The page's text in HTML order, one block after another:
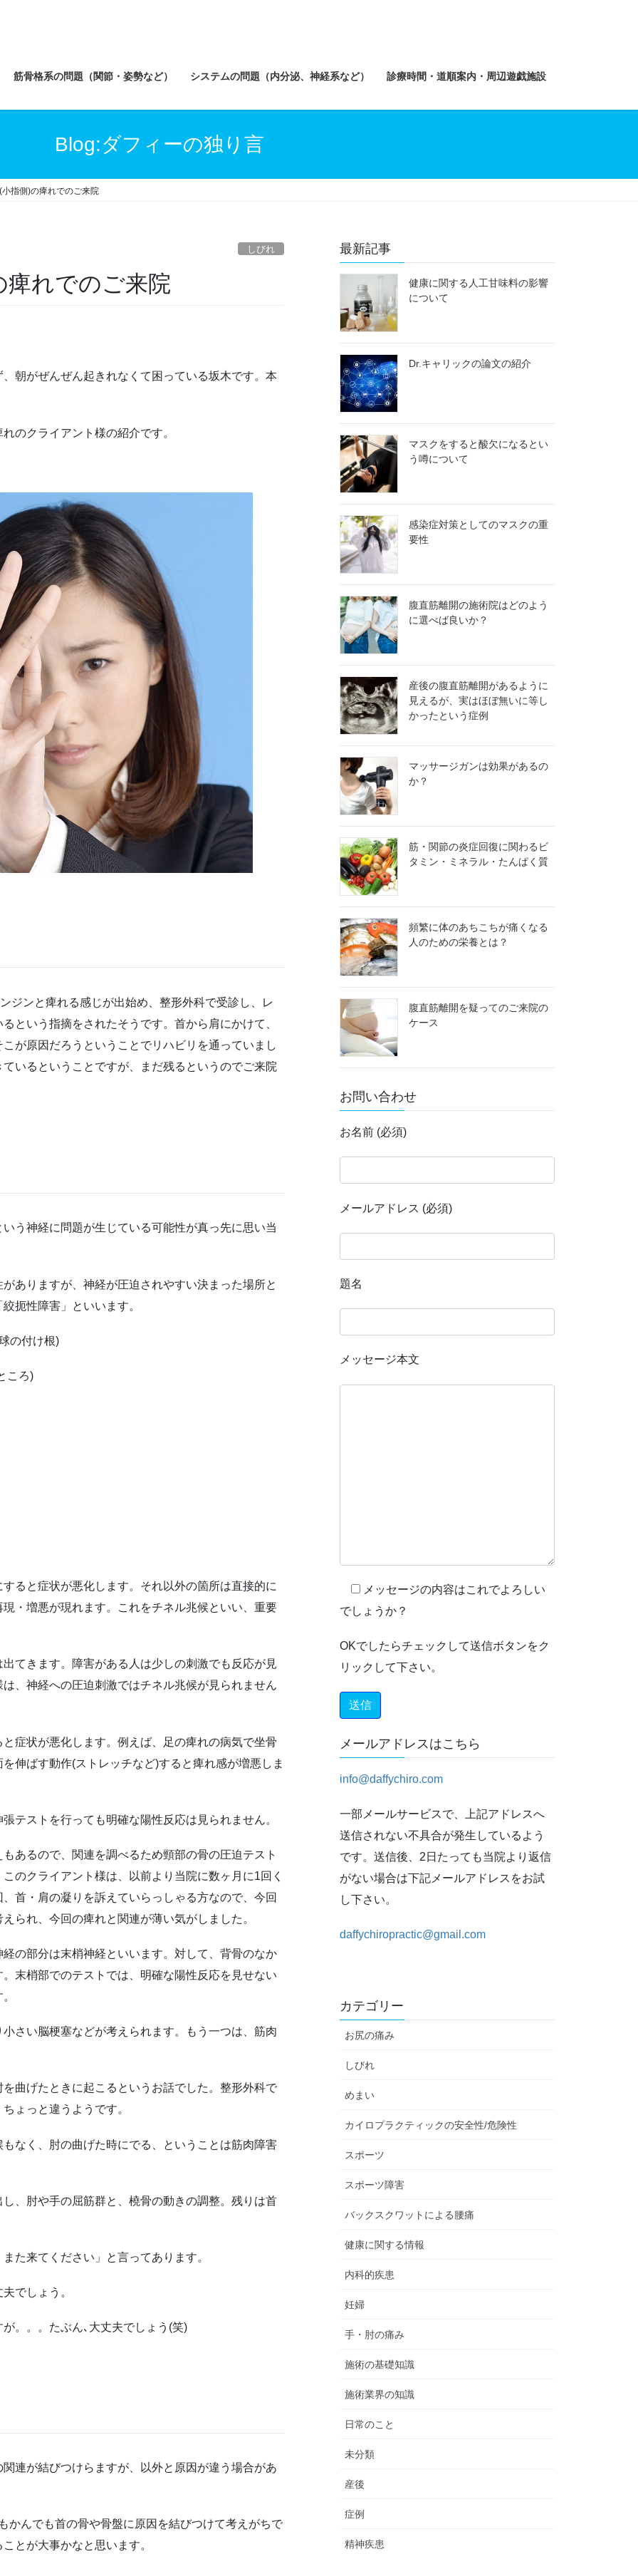
筋骨格系の問題（関節・姿勢など） システムの問題（内分泌、神経系など） 診療時間・道順案内・周辺遊戯施設
Blog:ダフィーの独り言
指側)の痺れでのご来院
しびれ
痺れでのご来院
朝がぜんぜん起きれなくて困っている坂木です。本
のクライアント様の紹介です。
ジンと痺れる感じが出始め、整形外科で受診し、レ
という指摘をされたそうです。首から肩にかけて、
が原因だろうということでリハビリを通っていまし
いるということですが、まだ残るというのでご来院
う神経に問題が生じている可能性が真っ先に思い当
ありますが、神経が圧迫されやすい決まった場所と
扼性障害」といいます。
の付け根)
ころ)
ると症状が悪化します。それ以外の箇所は直接的に
・増悪が現れます。これをチネル兆候といい、重要
てきます。障害がある人は少しの刺激でも反応が見
、神経への圧迫刺激ではチネル兆候が見られません
症状が悪化します。例えば、足の痺れの病気で坐骨
伸ばす動作(ストレッチなど)すると痺れ感が増悪しま
テストを行っても明確な陽性反応は見られません。
あるので、関連を調べるため頸部の骨の圧迫テスト
のクライアント様は、以前より当院に数ヶ月に1回く
首・肩の凝りを訴えていらっしゃる方なので、今回
られ、今回の痺れと関連が薄い気がしました。
の部分は末梢神経といいます。対して、背骨のなか
末梢部でのテストでは、明確な陽性反応を見せない
さい脳梗塞などが考えられます。もう一つは、筋肉
曲げたときに起こるというお話でした。整形外科で
ょっと違うようです。
なく、肘の曲げた時にでる、ということは筋肉障害
、肘や手の屈筋群と、橈骨の動きの調整。残りは首
た来てください」と言ってあります。
でしょう。
。。。たぶん､大丈夫でしょう(笑)
連が結びつけらますが、以外と原因が違う場合があ
かんでも首の骨や骨盤に原因を結びつけて考えがちで
とが大事かなと思います。
最新記事
健康に関する人工甘味料の影響
について
Dr.キャリックの論文の紹介
マスクをすると酸欠になるとい
う噂について
感染症対策としてのマスクの重
要性
腹直筋離開の施術院はどのよう
に選べば良いか？
産後の腹直筋離開があるように
見えるが、実はほぼ無いに等し
かったという症例
マッサージガンは効果があるの
か？
筋・関節の炎症回復に関わるビ
タミン・ミネラル・たんぱく質
頻繁に体のあちこちが痛くなる
人のための栄養とは？
腹直筋離開を疑ってのご来院の
ケース
お問い合わせ
お名前 (必須)
メールアドレス (必須)
題名
メッセージ本文
メッセージの内容はこれでよろしい
でしょうか？
OKでしたらチェックして送信ボタンをク
リックして下さい。
メールアドレスはこちら
info@daffychiro.com
一部メールサービスで、上記アドレスへ
送信されない不具合が発生しているよう
です。送信後、2日たっても当院より返信
がない場合は下記メールアドレスをお試
し下さい。
daffychiropractic@gmail.com
カテゴリー
お尻の痛み
しびれ
めまい
カイロプラクティックの安全性/危険性
スポーツ
スポーツ障害
バックスクワットによる腰痛
健康に関する情報
内科的疾患
妊婦
手・肘の痛み
施術の基礎知識
施術業界の知識
日常のこと
未分類
産後
症例
精神疾患